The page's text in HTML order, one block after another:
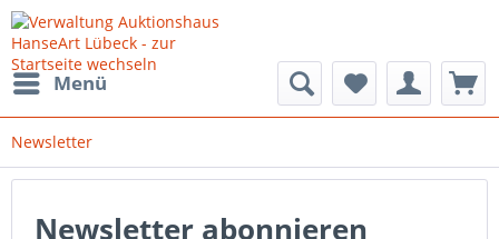
Menü
Newsletter
Newsletter abonnieren